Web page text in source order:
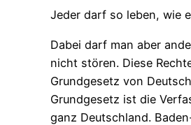
Jeder darf so leben, wie
Dabei darf man aber
nicht stören. Diese
Grundgesetz von
Grundgesetz ist die
ganz Deutschland.